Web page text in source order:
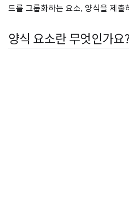
드를 그룹화하는 요소, 양식을 제출
양식 요소란 무엇인가요?